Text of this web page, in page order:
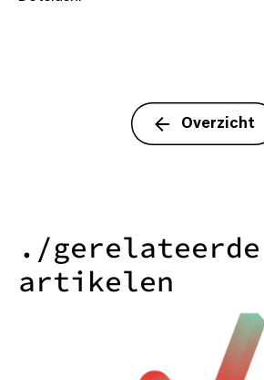
Overzicht
./gerelateerde
artikelen